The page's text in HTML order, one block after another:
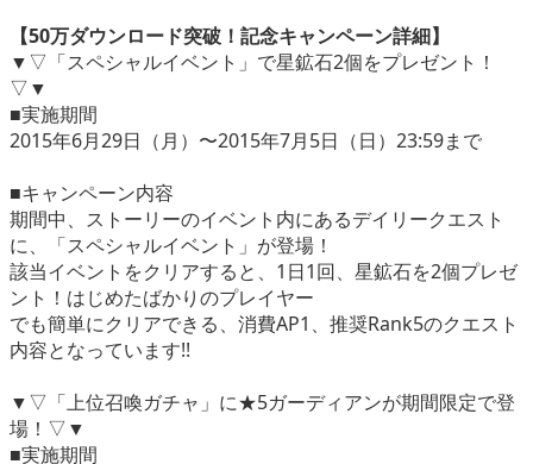
【50万ダウンロード突破！記念キャンペーン詳細】
▼▽「スペシャルイベント」で星鉱石2個をプレゼント！
▽▼
■実施期間
2015年6月29日（月）〜2015年7月5日（日）23:59まで
■キャンペーン内容
期間中、ストーリーのイベント内にあるデイリークエスト
に、「スペシャルイベント」が登場！
該当イベントをクリアすると、1日1回、星鉱石を2個プレゼ
ント！はじめたばかりのプレイヤー
でも簡単にクリアできる、消費AP1、推奨Rank5のクエスト
内容となっています!!
▼▽「上位召喚ガチャ」に★5ガーディアンが期間限定で登
場！▽▼
■実施期間